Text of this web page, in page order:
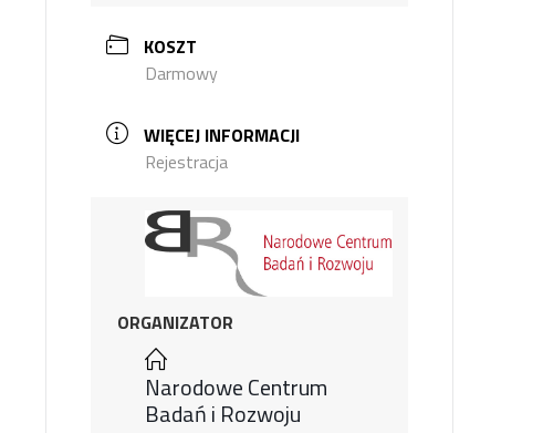
KOSZT
Darmowy
WIĘCEJ INFORMACJI
Rejestracja
ORGANIZATOR
Narodowe Centrum
Badań i Rozwoju